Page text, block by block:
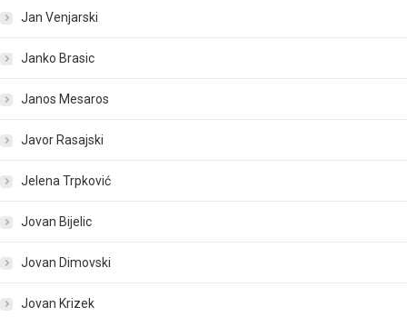
Jan Venjarski
Janko Brasic
Janos Mesaros
Javor Rasajski
Jelena Trpković
Jovan Bijelic
Jovan Dimovski
Jovan Krizek